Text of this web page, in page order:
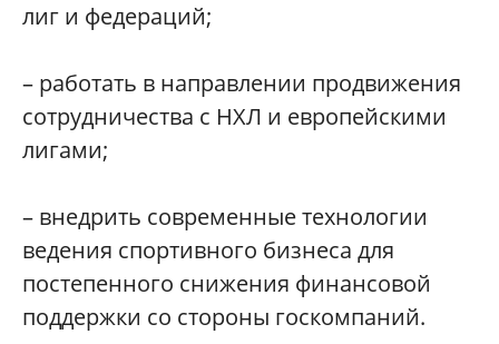
лиг и федераций;
– работать в направлении продвижения
сотрудничества с НХЛ и европейскими
лигами;
– внедрить современные технологии
ведения спортивного бизнеса для
постепенного снижения финансовой
поддержки со стороны госкомпаний.